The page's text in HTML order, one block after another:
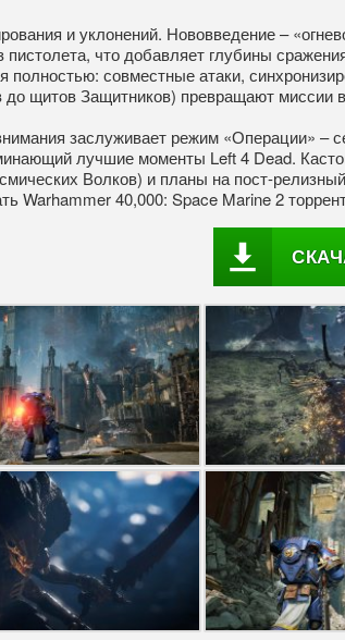
и уклонений. Нововведение –
пистолета, что добавляет глубины
полностью: совместные атаки,
щитов Защитников) превращают миссии
заслуживает режим «Операции» –
лучшие моменты Left 4 Dead.
Волков) и планы на пост-
Warhammer 40,000: Space Marine 2